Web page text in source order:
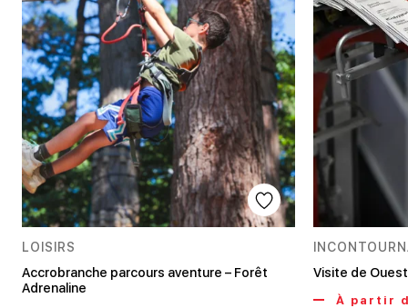
LOISIRS
Accrobranche parcours aventure – Forêt
Adrenaline
Visite de
À partir